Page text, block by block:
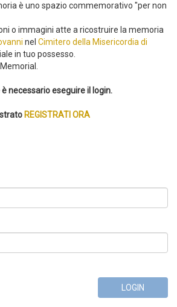
è uno spazio commemorativo "per non
o immagini atte a ricostruire la memoria
nel Cimitero della Misericordia di
in tuo possesso.
necessario eseguire il login.
REGISTRATI ORA
LOGIN